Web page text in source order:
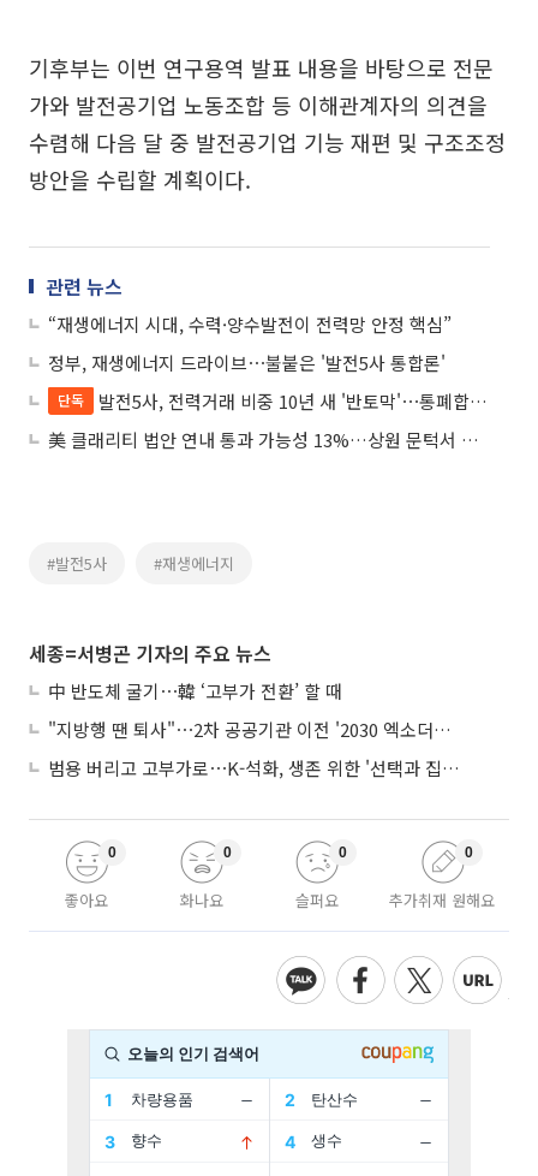
기후부는 이번 연구용역 발표 내용을 바탕으로 전문
가와 발전공기업 노동조합 등 이해관계자의 의견을
수렴해 다음 달 중 발전공기업 기능 재편 및 구조조정
방안을 수립할 계획이다.
관련 뉴스
“재생에너지 시대, 수력·양수발전이 전력망 안정 핵심”
정부, 재생에너지 드라이브⋯불붙은 '발전5사 통합론'
단독
발전5사, 전력거래 비중 10년 새 '반토막'⋯통폐합 명분 키우나
美 클래리티 법안 연내 통과 가능성 13%…상원 문턱서 제동
#발전5사 #재생에너지
세종=서병곤 기자의 주요 뉴스
中 반도체 굴기⋯韓 ‘고부가 전환’ 할 때
"지방행 땐 퇴사"⋯2차 공공기관 이전 '2030 엑소더스' 뇌관
범용 버리고 고부가로⋯K-석화, 생존 위한 '선택과 집중'
좋아요
0
화나요
0
슬퍼요
0
추가취재 원해요
0